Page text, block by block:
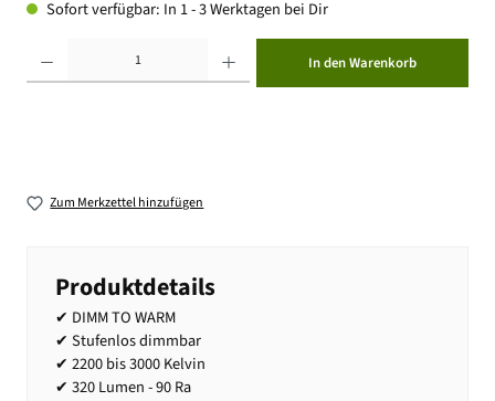
Sofort verfügbar: In 1 - 3 Werktagen bei Dir
In den Warenkorb
Zum Merkzettel hinzufügen
Produktdetails
✔ DIMM TO WARM
✔ Stufenlos dimmbar
✔ 2200 bis 3000 Kelvin
✔ 320 Lumen - 90 Ra